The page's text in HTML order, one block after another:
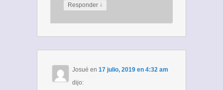
Responder ↓
Josué en17 julio, 2019 en 4:32 am
dijo: